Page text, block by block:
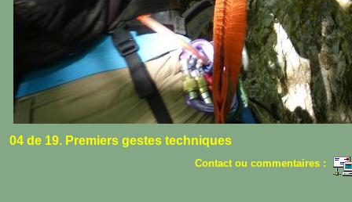
04 de 19. Premiers gestes techniques
Contact ou commentaires :